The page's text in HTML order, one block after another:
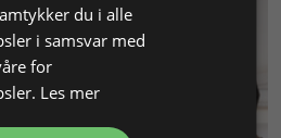
du i alle
i samsvar med
for
Les mer